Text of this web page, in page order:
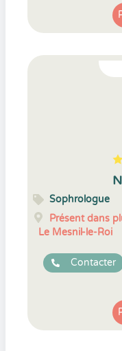
5
1
5
10
Sophrologue
Présent dans
Le Mesnil-le-Roi
Contacter